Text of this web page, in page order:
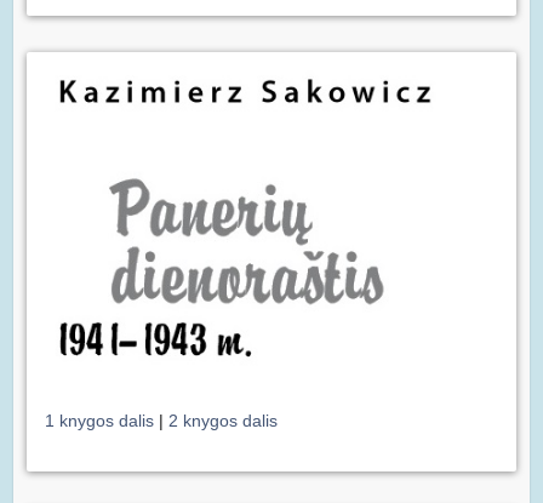
1 knygos dalis | 2 knygos dalis